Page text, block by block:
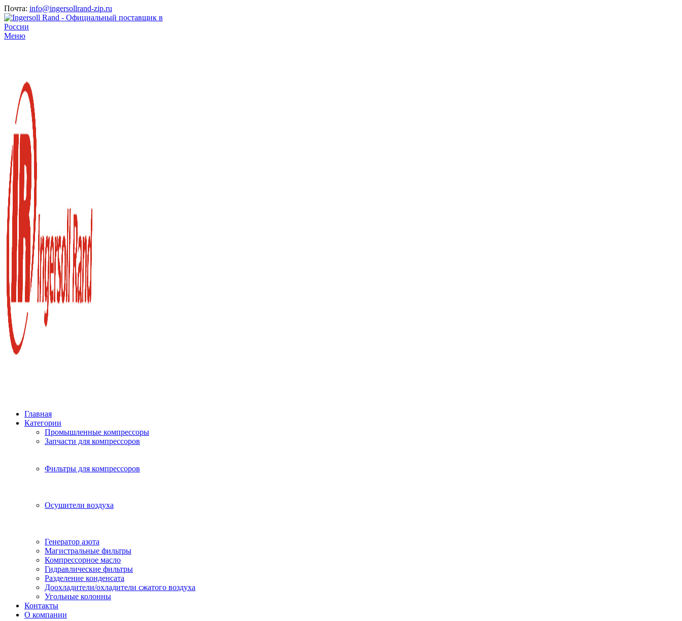
Почта: info@ingersollrand-zip.ru
Меню
Главная
Категории
Промышленные компрессоры
Запчасти для компрессоров
Фильтры для компрессоров
Осушители воздуха
Генератор азота
Магистральные фильтры
Компрессорное масло
Гидравлические фильтры
Разделение конденсата
Доохладители/охладители сжатого воздуха
Угольные колонны
Контакты
О компании